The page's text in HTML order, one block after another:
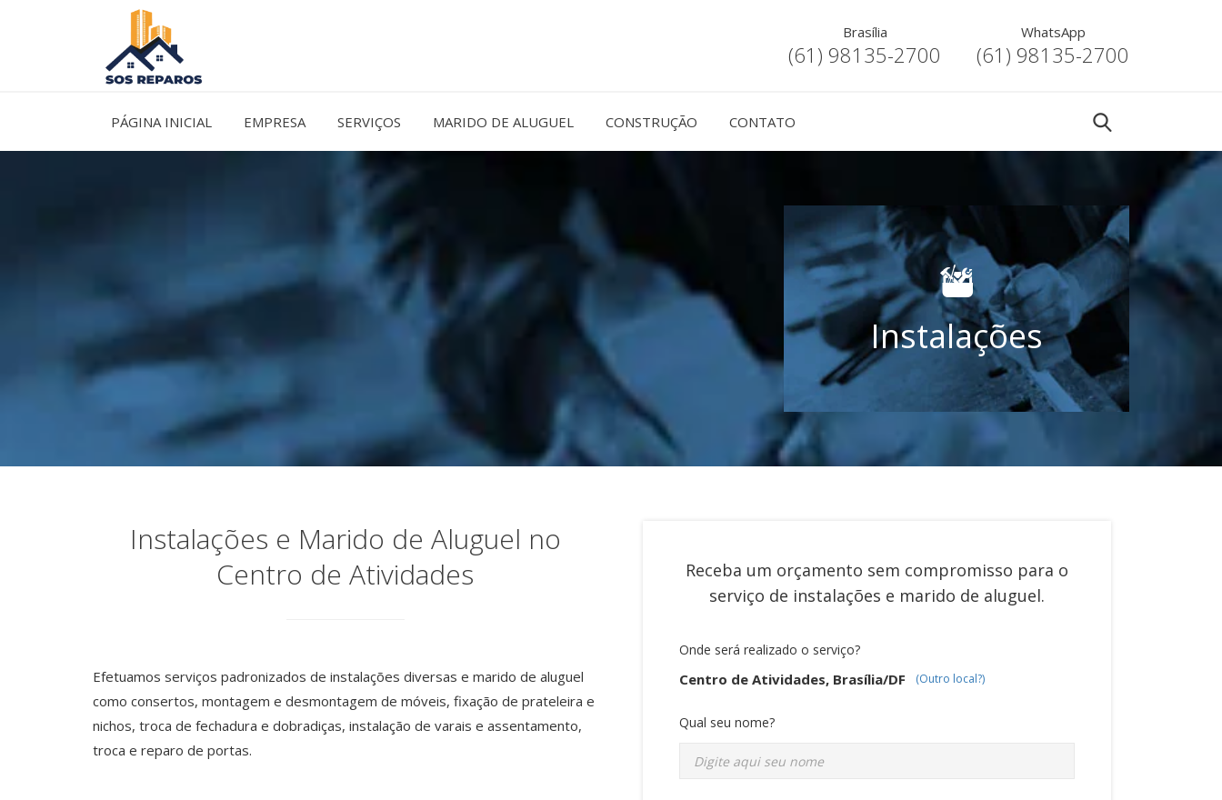
Brasília
(61) 98135-2700
WhatsApp
(61) 98135-2700
PÁGINA INICIAL EMPRESA SERVIÇOS MARIDO DE ALUGUEL CONSTRUÇÃO CONTATO
Instalações
Instalações e Marido de Aluguel no
Centro de Atividades
Efetuamos serviços padronizados de instalações diversas e marido de aluguel
como consertos, montagem e desmontagem de móveis, fixação de prateleira e
nichos, troca de fechadura e dobradiças, instalação de varais e assentamento,
troca e reparo de portas.
Receba um orçamento sem compromisso para o
serviço de instalações e marido de aluguel.
Onde será realizado o serviço?
Centro de Atividades, Brasília/DF (Outro local?)
Qual seu nome?